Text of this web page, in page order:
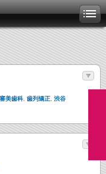
審美歯科 歯列矯正 渋谷